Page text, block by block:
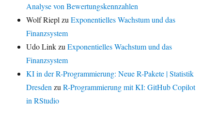
Analyse von Bewertungskennzahlen
Wolf Riepl zuExponentielles Wachstum und das
Finanzsystem
Udo LinkzuExponentielles Wachstum und das
Finanzsystem
KI in der R-Programmierung: Neue R-Pakete | Statistik
Dresden zuR-Programmierung mit KI: GitHub Copilot
in RStudio